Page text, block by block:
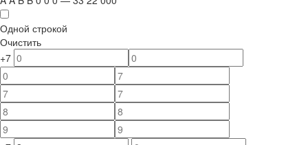
Одной строкой
Очистить
+7